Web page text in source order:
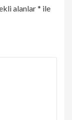
alanlar* ile